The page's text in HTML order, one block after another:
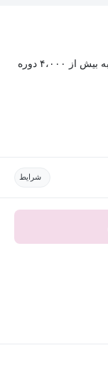
با خرید اشتراک مکتب‌پلاس، علاوه بر این دوره، به بیش از ۴،۰۰۰ دوره
شرایط